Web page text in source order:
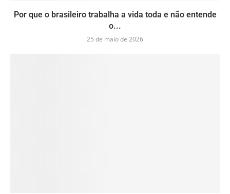
Por que o brasileiro trabalha a vida toda e não entende
o...
25 de maio de 2026